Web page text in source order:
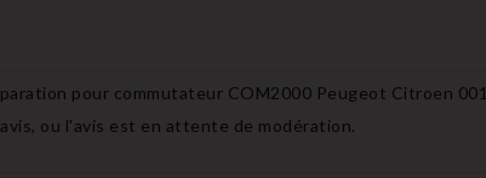
pour commutateur COM2000 Peugeot Citroen 001
ou l'avis est en attente de modération.